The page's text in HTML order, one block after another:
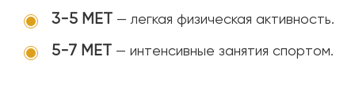
3-5 МЕТ — легкая физическая активность.
5-7 МЕТ — интенсивные занятия спортом.